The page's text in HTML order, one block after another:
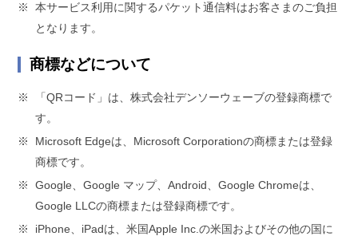
※
本サービス利用に関するパケット通信料はお客さまのご負担
となります。
商標などについて
※
「QRコード」は、株式会社デンソーウェーブの登録商標で
す。
※
Microsoft Edgeは、Microsoft Corporationの商標または登録
商標です。
※
Google、Google マップ、Android、Google Chromeは、
Google LLCの商標または登録商標です。
※
iPhone、iPadは、米国Apple Inc.の米国およびその他の国に